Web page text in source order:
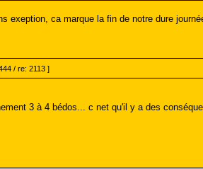
exeption, ca marque la fin de notre dure
/ re: 2113 ]
3 à 4 bédos... c net qu'il y a des